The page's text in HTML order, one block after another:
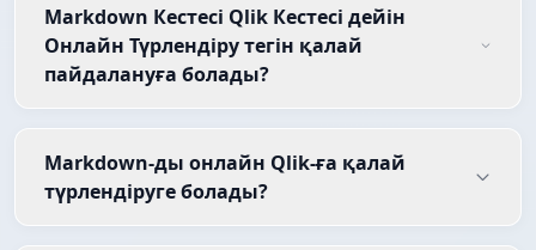
Markdown Кестесі Qlik Кестесі дейін
Онлайн Түрлендіру тегін қалай
пайдалануға болады?
Markdown-ды онлайн Qlik-ға қалай
түрлендіруге болады?